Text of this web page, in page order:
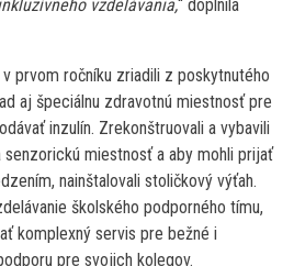
vzdelávania,“ doplnila
prvom ročníku zriadili z poskytnutého
aj špeciálnu zdravotnú miestnosť pre
inzulín. Zrekonštruovali a vybavili
miestnosť a aby mohli prijať
nainštalovali stoličkový výťah.
školského podporného tímu,
komplexný servis pre bežné i
pre svojich kolegov.